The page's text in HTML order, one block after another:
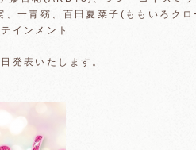
、一青窈、百田夏菜子(ももいろク
インメント
発表いたします。